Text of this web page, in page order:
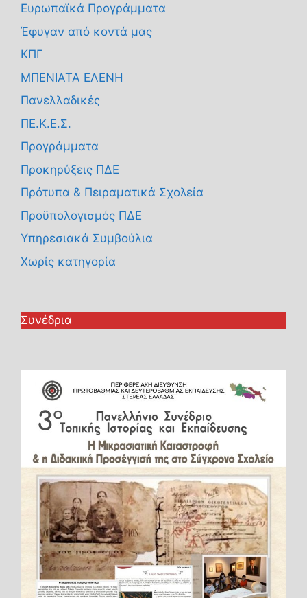
Ευρωπαϊκά Προγράμματα
Έφυγαν από κοντά μας
ΚΠΓ
ΜΠΕΝΙΑΤΑ ΕΛΕΝΗ
Πανελλαδικές
ΠΕ.Κ.Ε.Σ.
Προγράμματα
Προκηρύξεις ΠΔΕ
Πρότυπα & Πειραματικά Σχολεία
Προϋπολογισμός ΠΔΕ
Υπηρεσιακά Συμβούλια
Χωρίς κατηγορία
Συνέδρια